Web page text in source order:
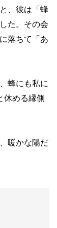
、彼は「蜂
た。その会
落ちて「あ
蜂にも私に
休める縁側
暖かな陽だ